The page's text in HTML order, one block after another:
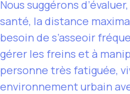
Nous suggérons
santé, la distance
besoin de s’asseoir
gérer les freins et à
personne très fatiguée,
environnement urbain